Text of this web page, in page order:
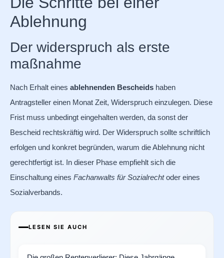
Ablehnung
Der widerspruch als erste
maßnahme
Nach Erhalt eines ablehnenden Bescheids haben
Antragsteller einen Monat Zeit, Widerspruch einzulegen. Diese
Frist muss unbedingt eingehalten werden, da sonst der
Bescheid rechtskräftig wird. Der Widerspruch sollte schriftlich
erfolgen und konkret begründen, warum die Ablehnung nicht
gerechtfertigt ist. In dieser Phase empfiehlt sich die
Einschaltung eines Fachanwalts für Sozialrechtoder eines
Sozialverbands.
LESEN SIE AUCH